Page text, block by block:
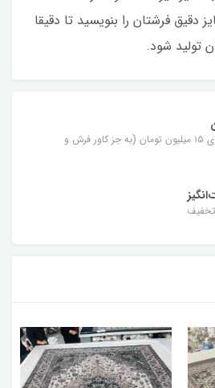
فرشتان را بنویسید تا دقیقا
تولید شود.
برای خرید بالای ۱۵ میلیون تومان (به جز کاور فرش و